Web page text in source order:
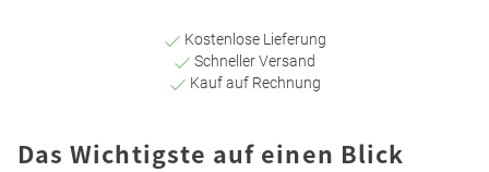
Kostenlose Lieferung
Schneller Versand
Kauf auf Rechnung
Das Wichtigste auf einen Blick